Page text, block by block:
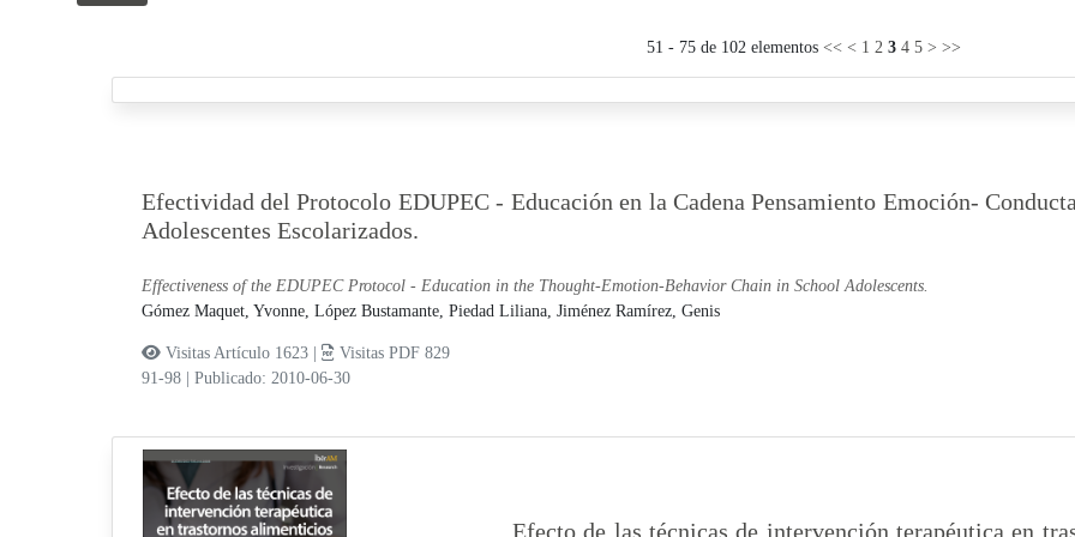
51 - 75 de 102 elementos << < 1 2 3 4 5 > >>
Efectividad del Protocolo EDUPEC - Educación en la Cadena Pensamiento Emoción-
Adolescentes Escolarizados.
Effectiveness of the EDUPEC Protocol - Education in the Thought-Emotion-Behavior Chain in School Adolescents.
Gómez Maquet, Yvonne, López Bustamante, Piedad Liliana, Jiménez Ramírez, Genis
Visitas Artículo 1623 |
Visitas PDF 829
91-98
Publicado: 2010-06-30
Efecto de las técnicas de intervención terapéutica en